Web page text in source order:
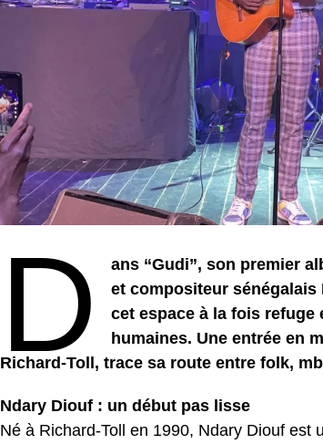
D
ans “Gudi”, son premier
et compositeur sénégalais
cet espace à la fois
humaines. Une entrée en
Richard-Toll, trace sa route entre folk,
Ndary Diouf : un début pas lisse
Né à Richard-Toll en 1990, Ndary Diouf est